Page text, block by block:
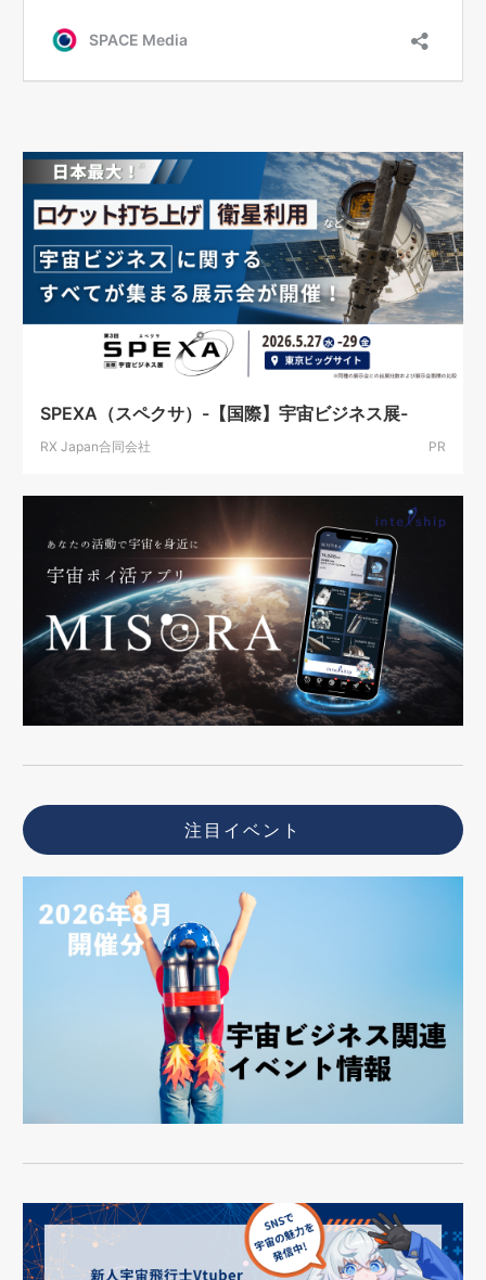
SPEXA（スペクサ）-【国際】宇宙ビジネス展-
RX Japan合同会社 PR
注目イベント